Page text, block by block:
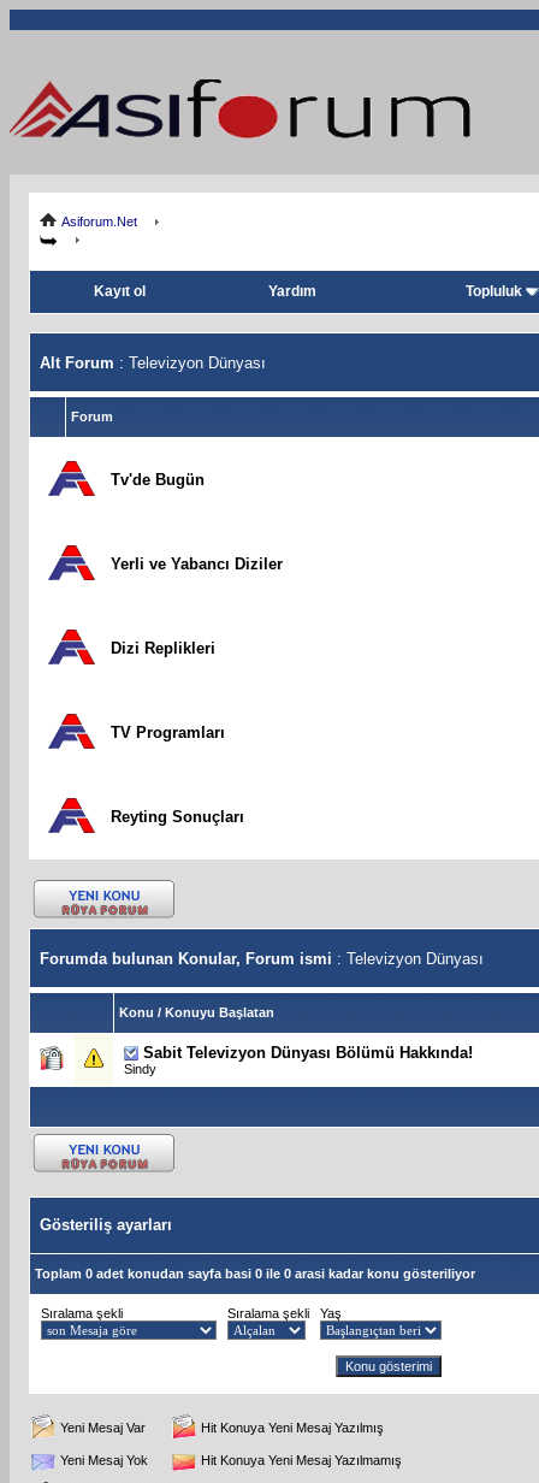
Asiforum.Net
Kayıt ol Yardım Topluluk
Alt Forum : Televizyon Dünyası
Forum
Tv'de Bugün
Yerli ve Yabancı Diziler
Dizi Replikleri
TV Programları
Reyting Sonuçları
Forumda bulunan Konular, Forum ismi : Televizyon Dünyası
Konu / Konuyu Başlatan
Sabit Televizyon Dünyası Bölümü Hakkında!
Sindy
Gösteriliş ayarları
Toplam 0 adet konudan sayfa basi 0 ile 0 arasi kadar konu gösteriliyor
Sıralama şekli Sıralama şekli Yaş
Yeni Mesaj Var Hit Konuya Yeni Mesaj Yazılmış
Yeni Mesaj Yok Hit Konuya Yeni Mesaj Yazılmamış